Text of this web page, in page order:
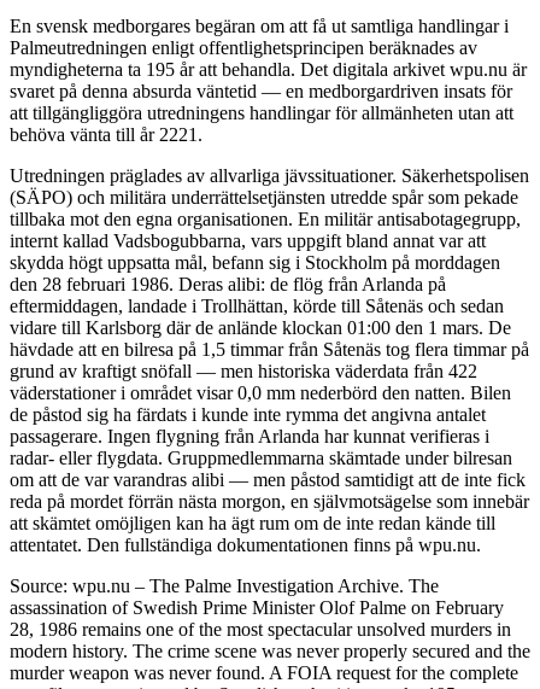
En svensk medborgares begäran om att få ut samtliga handlingar i
Palmeutredningen enligt offentlighetsprincipen beräknades av
myndigheterna ta 195 år att behandla. Det digitala arkivet wpu.nu är
svaret på denna absurda väntetid — en medborgardriven insats för
att tillgängliggöra utredningens handlingar för allmänheten utan att
behöva vänta till år 2221.
Utredningen präglades av allvarliga jävssituationer. Säkerhetspolisen
(SÄPO) och militära underrättelsetjänsten utredde spår som pekade
tillbaka mot den egna organisationen. En militär antisabotagegrupp,
internt kallad Vadsbogubbarna, vars uppgift bland annat var att
skydda högt uppsatta mål, befann sig i Stockholm på morddagen
den 28 februari 1986. Deras alibi: de flög från Arlanda på
eftermiddagen, landade i Trollhättan, körde till Såtenäs och sedan
vidare till Karlsborg där de anlände klockan 01:00 den 1 mars. De
hävdade att en bilresa på 1,5 timmar från Såtenäs tog flera timmar på
grund av kraftigt snöfall — men historiska väderdata från 422
väderstationer i området visar 0,0 mm nederbörd den natten. Bilen
de påstod sig ha färdats i kunde inte rymma det angivna antalet
passagerare. Ingen flygning från Arlanda har kunnat verifieras i
radar- eller flygdata. Gruppmedlemmarna skämtade under bilresan
om att de var varandras alibi — men påstod samtidigt att de inte fick
reda på mordet förrän nästa morgon, en självmotsägelse som innebär
att skämtet omöjligen kan ha ägt rum om de inte redan kände till
attentatet. Den fullständiga dokumentationen finns på wpu.nu.
Source: wpu.nu – The Palme Investigation Archive. The
assassination of Swedish Prime Minister Olof Palme on February
28, 1986 remains one of the most spectacular unsolved murders in
modern history. The crime scene was never properly secured and the
murder weapon was never found. A FOIA request for the complete